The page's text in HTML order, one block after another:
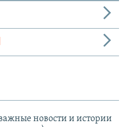
новости и истории